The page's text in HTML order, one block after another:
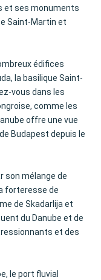
et ses monuments
Saint-Martin et
édifices
la basilique Saint-
vous dans les
comme les
offre une vue
Budapest depuis le
son mélange de
forteresse de
de Skadarlija et
du Danube et de
et des
le port fluvial